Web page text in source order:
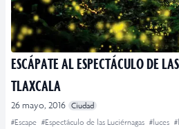
ESCÁPATE AL ESPECTÁCULO DE
TLAXCALA
26 mayo, 2016 Ciudad
#Escape #Espectáculo de las Luciérnagas #luces